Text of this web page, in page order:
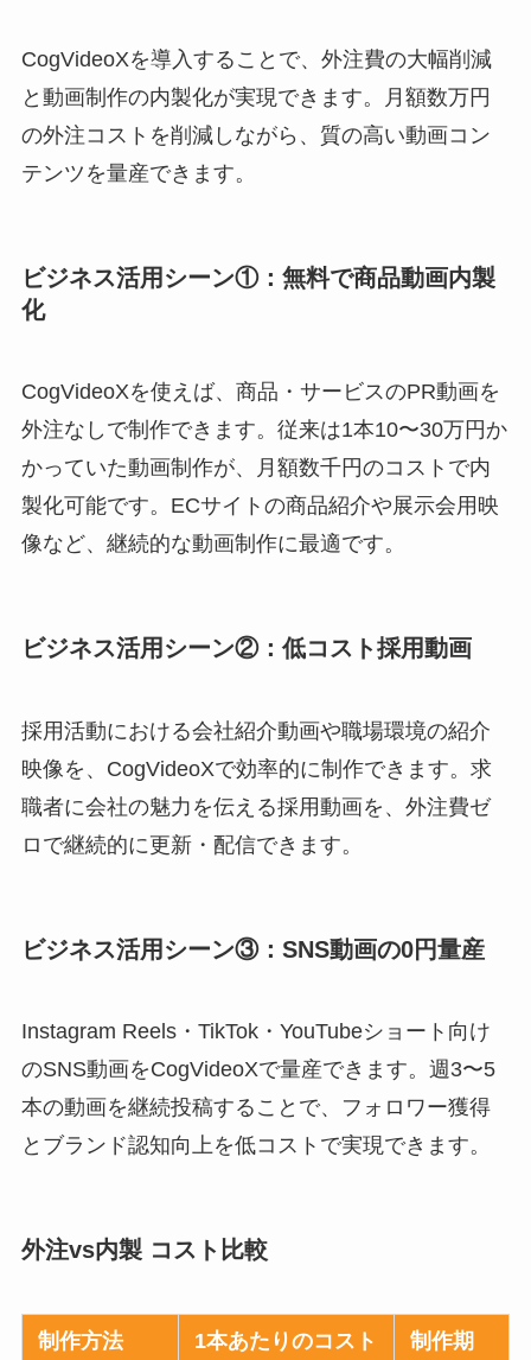
CogVideoXを導入することで、外注費の大幅削減
と動画制作の内製化が実現できます。月額数万円
の外注コストを削減しながら、質の高い動画コン
テンツを量産できます。
ビジネス活用シーン①：無料で商品動画内製
化
CogVideoXを使えば、商品・サービスのPR動画を
外注なしで制作できます。従来は1本10〜30万円か
かっていた動画制作が、月額数千円のコストで内
製化可能です。ECサイトの商品紹介や展示会用映
像など、継続的な動画制作に最適です。
ビジネス活用シーン②：低コスト採用動画
採用活動における会社紹介動画や職場環境の紹介
映像を、CogVideoXで効率的に制作できます。求
職者に会社の魅力を伝える採用動画を、外注費ゼ
ロで継続的に更新・配信できます。
ビジネス活用シーン③：SNS動画の0円量産
Instagram Reels・TikTok・YouTubeショート向け
のSNS動画をCogVideoXで量産できます。週3〜5
本の動画を継続投稿することで、フォロワー獲得
とブランド認知向上を低コストで実現できます。
外注vs内製 コスト比較
制作方法 1本あたりのコスト
制作期